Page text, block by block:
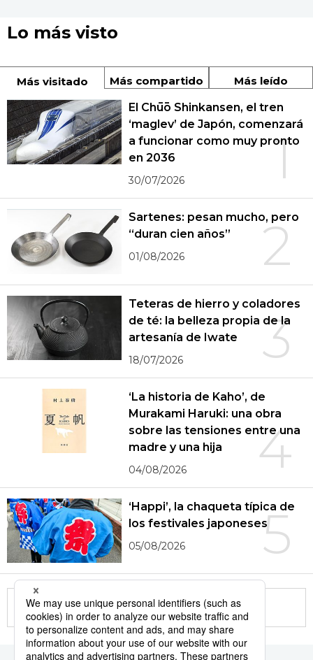
Lo más visto
Más visitado Más compartido Más leído
1
El Chūō Shinkansen, el tren
‘maglev’ de Japón, comenzará
a funcionar como muy pronto
en 2036
30/07/2026
2
Sartenes: pesan mucho, pero
“duran cien años”
01/08/2026
3
Teteras de hierro y coladores
de té: la belleza propia de la
artesanía de Iwate
18/07/2026
4
‘La historia de Kaho’, de
Murakami Haruki: una obra
sobre las tensiones entre una
madre y una hija
04/08/2026
5
‘Happi’, la chaqueta típica de
los festivales japoneses
05/08/2026
More in this series